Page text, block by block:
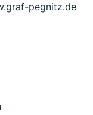
pegnitz.de